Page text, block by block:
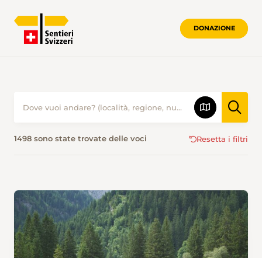
DONAZIONE
1498 sono state trovate delle voci Resetta i filtri